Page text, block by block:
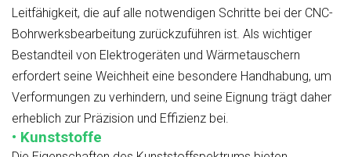
Leitfähigkeit, die auf alle notwendigen Schritte bei der CNC-
Bohrwerksbearbeitung zurückzuführen ist. Als wichtiger
Bestandteil von Elektrogeräten und Wärmetauschern
erfordert seine Weichheit eine besondere Handhabung, um
Verformungen zu verhindern, und seine Eignung trägt daher
erheblich zur Präzision und Effizienz bei.
• Kunststoffe